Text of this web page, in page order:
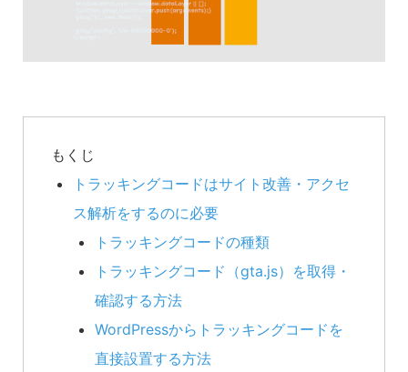
トラッキングコードはサイト改善・アクセ
ス解析をするのに必要
トラッキングコードの種類
トラッキングコード（gta.js）を取得・
確認する方法
WordPressからトラッキングコードを
直接設置する方法